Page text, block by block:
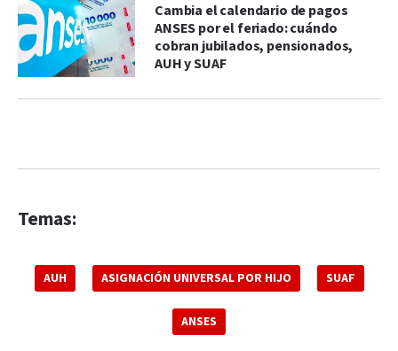
Cambia el calendario de pagos
ANSES por el feriado: cuándo
cobran jubilados, pensionados,
AUH y SUAF
Temas:
AUH ASIGNACIÓN UNIVERSAL POR HIJO SUAF
ANSES